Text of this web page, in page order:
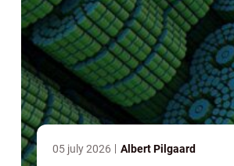
05 july 2026 Albert Pilgaard